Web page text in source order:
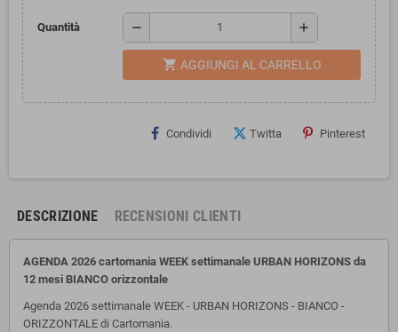
Quantità remove add
shopping_cart AGGIUNGI AL CARRELLO
Condividi Twitta Pinterest
DESCRIZIONE RECENSIONI CLIENTI
AGENDA 2026 cartomania WEEK settimanale URBAN HORIZONS da
12 mesi BIANCO orizzontale
Agenda 2026 settimanale WEEK - URBAN HORIZONS - BIANCO -
ORIZZONTALE di Cartomania.